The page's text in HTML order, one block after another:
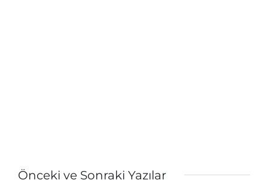
Önceki ve Sonraki Yazılar